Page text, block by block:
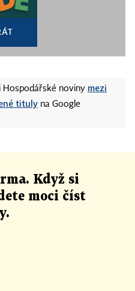
Hospodářské noviny mezi
tituly na Google
Když si
moci číst
.